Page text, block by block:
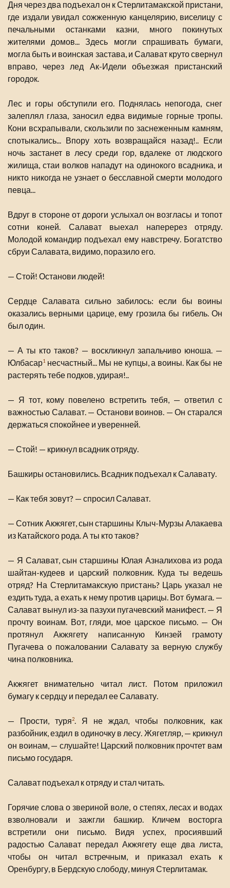
Дня через два подъехал он к Стерлитамакской пристани,
где издали увидал сожженную канцелярию, виселицу с
печальными останками казни, много покинутых
жителями домов... Здесь могли спрашивать бумаги,
могла быть и воинская застава, и Салават круто свернул
вправо, через лед Ак-Идели объезжая пристанский
городок.
Лес и горы обступили его. Поднялась непогода, снег
залеплял глаза, заносил едва видимые горные тропы.
Кони всхрапывали, скользили по заснеженным камням,
спотыкались... Впору хоть возвращайся назад!.. Если
ночь застанет в лесу среди гор, вдалеке от людского
жилища, стаи волков нападут на одинокого всадника, и
никто никогда не узнает о бесславной смерти молодого
певца...
Вдруг в стороне от дороги услыхал он возгласы и топот
сотни коней. Салават выехал наперерез отряду.
Молодой командир подъехал ему навстречу. Богатство
сбруи Салавата, видимо, поразило его.
— Стой! Останови людей!
Сердце Салавата сильно забилось: если бы воины
оказались верными царице, ему грозила бы гибель. Он
был один.
— А ты кто таков? — воскликнул запальчиво юноша. —
Юлбасар1несчастный... Мы не купцы, а воины. Как бы не
растерять тебе подков, удирая!..
— Я тот, кому повелено встретить тебя, — ответил с
важностью Салават. — Останови воинов. — Он старался
держаться спокойнее и уверенней.
— Стой! — крикнул всадник отряду.
Башкиры остановились. Всадник подъехал к Салавату.
— Как тебя зовут? — спросил Салават.
— Сотник Акжягет, сын старшины Клыч-Мурзы Алакаева
из Катайского рода. А ты кто таков?
— Я Салават, сын старшины Юлая Азналихова из рода
шайтан-кудеев и царский полковник. Куда ты ведешь
отряд? На Стерлитамакскую пристань? Царь указал не
ездить туда, а ехать к нему против царицы. Вот бумага. —
Салават вынул из-за пазухи пугачевский манифест. — Я
прочту воинам. Вот, гляди, мое царское письмо. — Он
протянул Акжягету написанную Кинзей грамоту
Пугачева о пожаловании Салавату за верную службу
чина полковника.
Акжягет внимательно читал лист. Потом приложил
бумагу к сердцу и передал ее Салавату.
— Прости, туря2. Я не ждал, чтобы полковник, как
разбойник, ездил в одиночку в лесу. Жягетляр, — крикнул
он воинам, — слушайте! Царский полковник прочтет вам
письмо государя.
Салават подъехал к отряду и стал читать.
Горячие слова о звериной воле, о степях, лесах и водах
взволновали и зажгли башкир. Кличем восторга
встретили они письмо. Видя успех, просиявший
радостью Салават передал Акжягету еще два листа,
чтобы он читал встречным, и приказал ехать к
Оренбургу, в Бердскую слободу, минуя Стерлитамак.